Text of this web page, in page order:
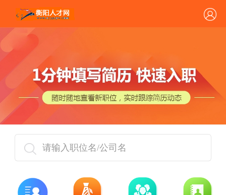
请输入职位名/公司名